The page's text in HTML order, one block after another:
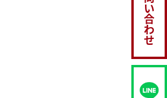
い
合
わ
せ